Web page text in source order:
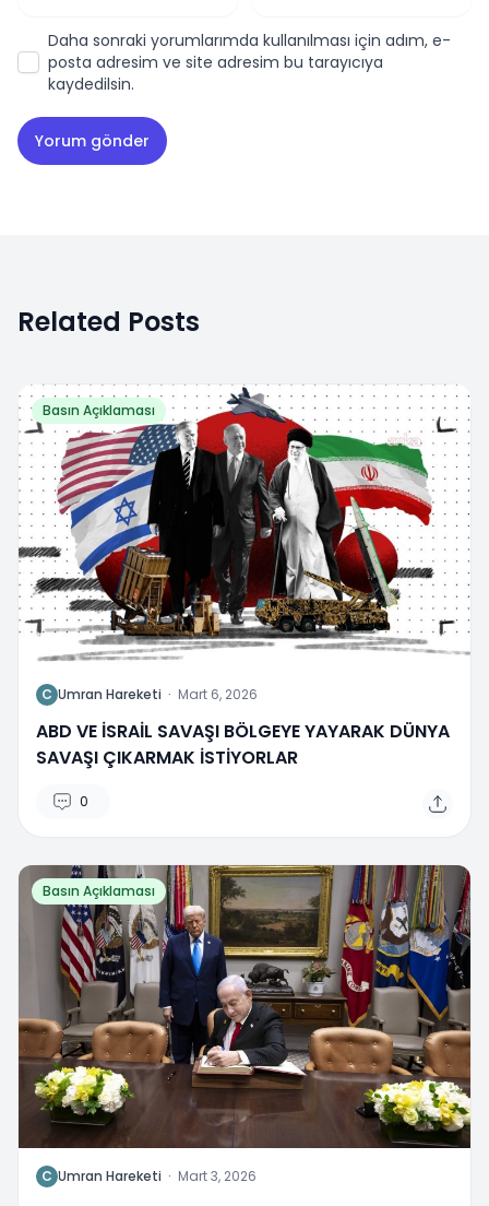
Daha sonraki yorumlarımda kullanılması için adım, e-
posta adresim ve site adresim bu tarayıcıya
kaydedilsin.
Related Posts
Basın Açıklaması
C Umran Hareketi · Mart 6, 2026
ABD VE İSRAİL SAVAŞI BÖLGEYE YAYARAK DÜNYA
SAVAŞI ÇIKARMAK İSTİYORLAR
0
Basın Açıklaması
C Umran Hareketi · Mart 3, 2026